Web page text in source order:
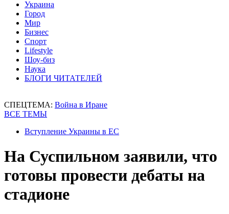
Украина
Город
Мир
Бизнес
Спорт
Lifestyle
Шоу-биз
Наука
БЛОГИ ЧИТАТЕЛЕЙ
СПЕЦТЕМА: Война в Иране
ВСЕ ТЕМЫ
Вступление Украины в ЕС
На Суспильном заявили, что
готовы провести дебаты на
стадионе